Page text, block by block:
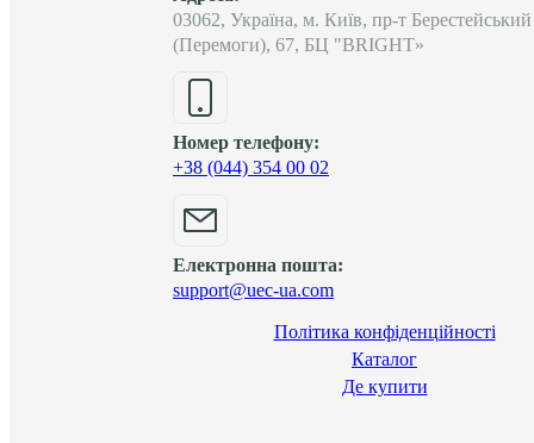
03062, Україна, м. Київ, пр-т Берестейський
(Перемоги), 67, БЦ "BRIGHT»
Номер телефону:
+38 (044) 354 00 02
Електронна пошта:
support@uec-ua.com
Політика конфіденційності
Каталог
Де купити